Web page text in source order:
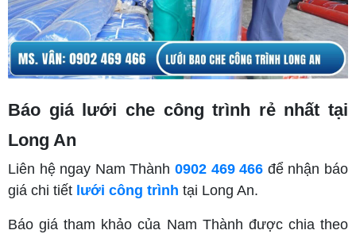
Báo giá lưới che công trình rẻ nhất tại
Long An
Liên hệ ngay Nam Thành 0902 469 466 để nhận báo
giá chi tiết lưới công trình tại Long An.
Báo giá tham khảo của Nam Thành được chia theo